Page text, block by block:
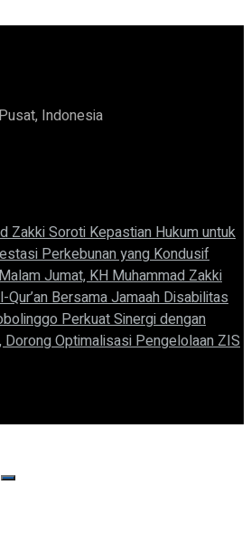
Indonesia
Zakki Soroti Kepastian Hukum untuk
Perkebunan yang Kondusif
Jumat, KH Muhammad Zakki
Qur’an Bersama Jamaah Disabilitas
Perkuat Sinergi dengan
Dorong Optimalisasi Pengelolaan ZIS